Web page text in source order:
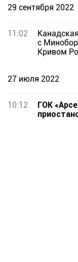
29 сентября 2022
11:02
с
Кривом
27 июля 2022
10:12
ГОК